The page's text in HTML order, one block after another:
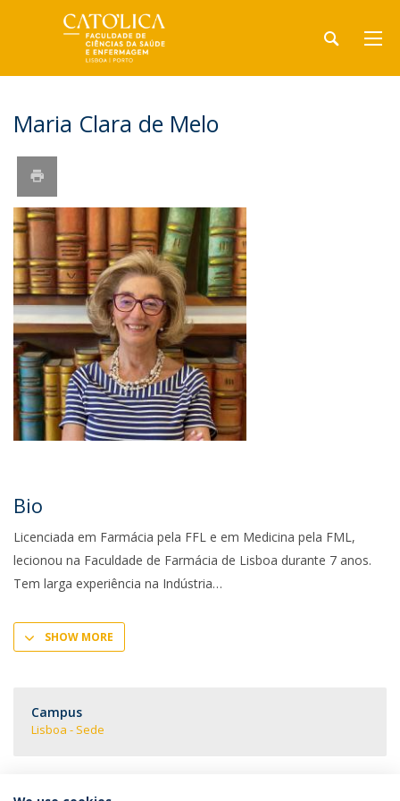
Maria Clara de Melo
Bio
Licenciada em Farmácia pela FFL e em Medicina pela FML,
lecionou na Faculdade de Farmácia de Lisboa durante 7 anos.
Tem larga experiência na Indústria
SHOW MORE
Campus
Lisboa - Sede